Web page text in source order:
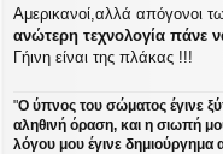
Αμερικανοί,αλλά απόγονοι
ανώτερη τεχνολογία πάνε
Γήινη είναι της πλάκας !!!
"Ο ύπνος του σώματος έγινε
αληθινή όραση, και η σιωπή
λόγου μου έγινε δημιούργημα